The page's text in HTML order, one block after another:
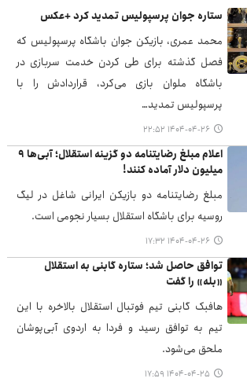
ستاره جوان پرسپولیس تمدید کرد +عکس
محمد عمری، بازیکن جوان باشگاه پرسپولیس که
فصل گذشته برای طی کردن خدمت سربازی در
باشگاه ملوان بازی می‌کرد، قراردادش را با
پرسپولیس تمدید…
۱۴۰۴-۰۴-۲۶ ۲۲:۵۲
اعلام مبلغ رضایتنامه دو گزینه استقلال؛ آبی‌ها ۹
میلیون دلار آماده کنند!
مبلغ رضایتنامه دو بازیکن ایرانی شاغل در لیگ
روسیه برای باشگاه استقلال بسیار نجومی است.
۱۴۰۴-۰۴-۲۶ ۱۷:۳۲
توافق حاصل شد؛ ستاره گابنی به استقلال
«بله» را گفت
هافبک گابنی تیم فوتبال استقلال بالاخره با این
تیم به توافق رسید و فردا به اردوی آبی‌پوشان
ملحق می‌شود.
۱۴۰۴-۰۴-۲۵ ۱۷:۵۹